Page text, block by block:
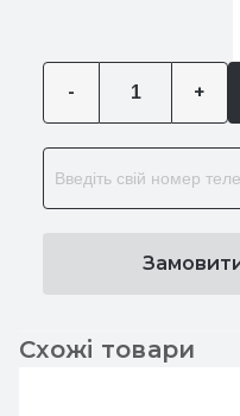
- +
Схожі товари